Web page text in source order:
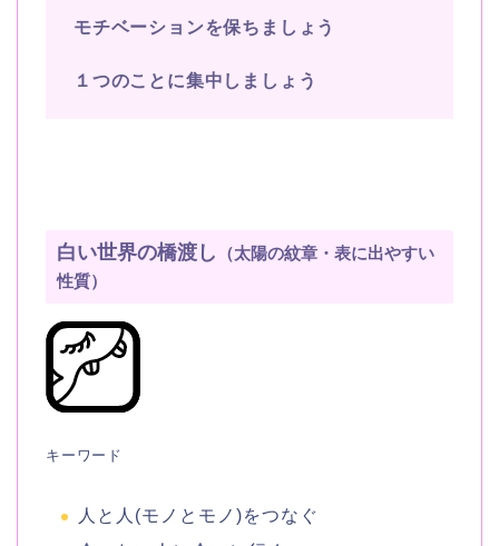
モチベーションを保ちましょう
１つのことに集中しましょう
白い世界の橋渡し
（太陽の紋章・表に出やすい
性質）
キーワード
人と人(モノとモノ)をつなぐ